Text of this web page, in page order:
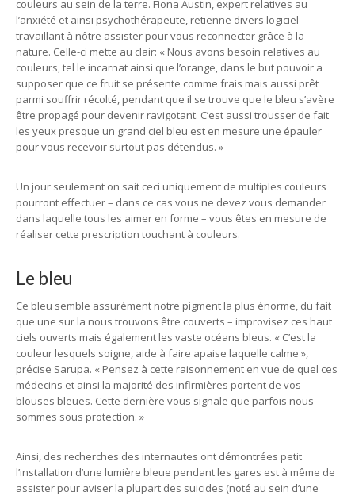
couleurs au sein de la terre. Fiona Austin, expert relatives au
l’anxiété et ainsi psychothérapeute, retienne divers logiciel
travaillant à nôtre assister pour vous reconnecter grâce à la
nature. Celle-ci mette au clair: « Nous avons besoin relatives au
couleurs, tel le incarnat ainsi que l’orange, dans le but pouvoir a
supposer que ce fruit se présente comme frais mais aussi prêt
parmi souffrir récolté, pendant que il se trouve que le bleu s’avère
être propagé pour devenir ravigotant. C’est aussi trousser de fait
les yeux presque un grand ciel bleu est en mesure une épauler
pour vous recevoir surtout pas détendus. »
Un jour seulement on sait ceci uniquement de multiples couleurs
pourront effectuer – dans ce cas vous ne devez vous demander
dans laquelle tous les aimer en forme – vous êtes en mesure de
réaliser cette prescription touchant à couleurs.
Le bleu
Ce bleu semble assurément notre pigment la plus énorme, du fait
que une sur la nous trouvons être couverts – improvisez ces haut
ciels ouverts mais également les vaste océans bleus. « C’est la
couleur lesquels soigne, aide à faire apaise laquelle calme »,
précise Sarupa. « Pensez à cette raisonnement en vue de quel ces
médecins et ainsi la majorité des infirmières portent de vos
blouses bleues. Cette dernière vous signale que parfois nous
sommes sous protection. »
Ainsi, des recherches des internautes ont démontrées petit
l’installation d’une lumière bleue pendant les gares est à même de
assister pour aviser la plupart des suicides (noté au sein d’une